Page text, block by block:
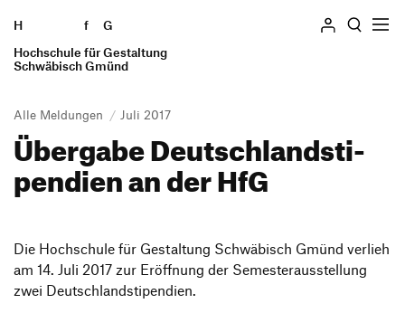
H f
G
Hochschule für Gestaltung
Schwäbisch Gmünd
Zum Seiteninhalt springen
Geschichte
Standorte
Personen und Gremien
Studieren
Praxissemester
Auslandssemester
Studierende
Alumni
Bewerben
Suchen
Alle Meldungen Juli 2017
Über­gabe Deutsch­land­sti­
pen­dien an der HfG
Die Hoch­schule für Gestal­tung Schwä­bisch Gmünd verlieh
am 14. Juli 2017 zur Eröff­nung der Semes­ter­aus­stel­lung
zwei Deutschlandstipendien.